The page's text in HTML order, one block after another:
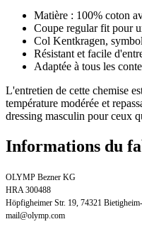
Matière : 100% coton
Coupe regular fit pour
Col Kentkragen,
Résistant et facile
Adaptée à tous les
L'entretien de cette chemise
température modérée et
dressing masculin pour ceux
Informations du
OLYMP Bezner KG
HRA 300488
Höpfigheimer Str. 19, 74321
mail@olymp.com